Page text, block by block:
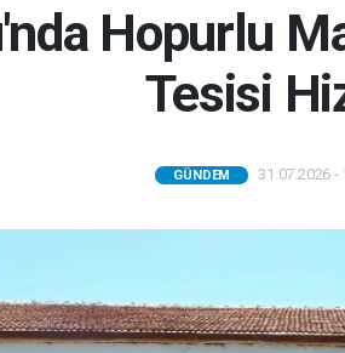
Hopurlu
Tesisi
GÜNDEM 31.07.2026 -